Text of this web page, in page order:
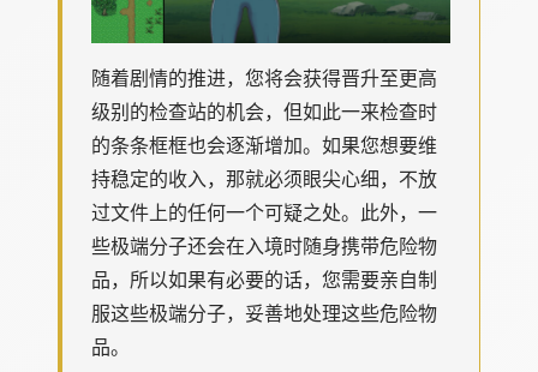
随着剧情的推进，您将会获得晋升至更高
级别的检查站的机会，但如此一来检查时
的条条框框也会逐渐增加。如果您想要维
持稳定的收入，那就必须眼尖心细，不放
过文件上的任何一个可疑之处。此外，一
些极端分子还会在入境时随身携带危险物
品，所以如果有必要的话，您需要亲自制
服这些极端分子，妥善地处理这些危险物
品。